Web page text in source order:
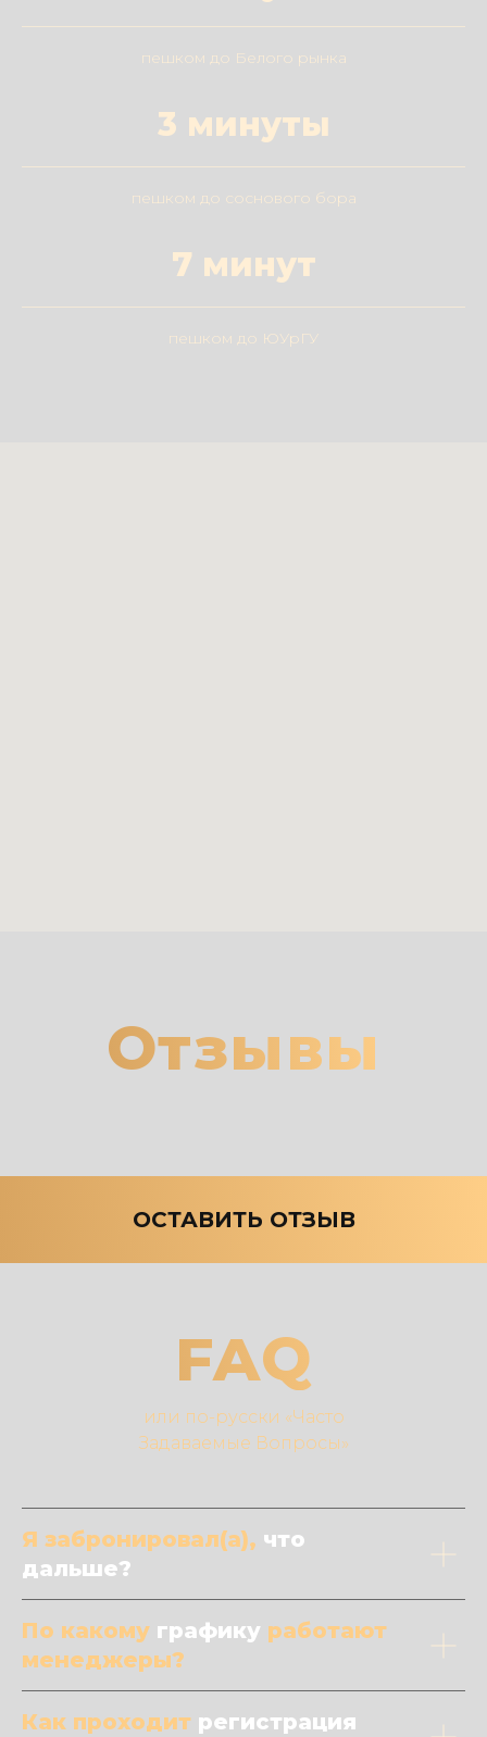
пешком до Белого рынка
3 минуты
пешком до соснового бора
7 минут
пешком до ЮУрГУ
Отзывы
ОСТАВИТЬ ОТЗЫВ
FAQ
или по-русски «Часто
Задаваемые Вопросы»
Я забронировал(а), что
дальше?
По какому графику работают
менеджеры?
Как проходит регистрация